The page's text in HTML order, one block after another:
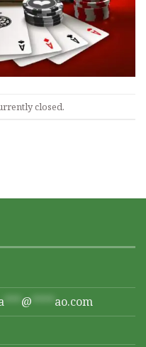
closed.
*** @ **** ao.com